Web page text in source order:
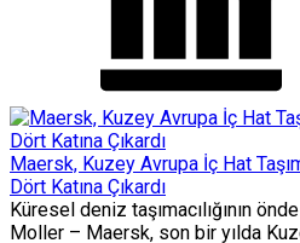
Maersk, Kuzey Avrupa İç Hat
Dört Katına Çıkardı
Küresel deniz taşımacılığının
Moller – Maersk, son bir yılda